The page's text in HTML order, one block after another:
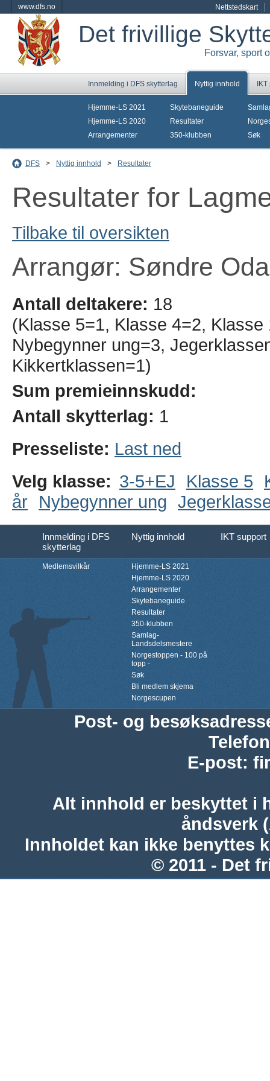
www.dfs.no Nettstedskart
Det frivillige
Forsvar, sport
Innmelding i DFS skytterlag Nyttig innhold
Hjemme-LS 2021
Hjemme-LS 2020
Arrangementer
Skytebaneguide
Resultater
350-klubben
Søk
DFS > Nyttig innhold > Resultater
Resultater for
Tilbake til oversikten
Arrangør: Søndre
Antall deltakere: 18
(Klasse 5=1, Klasse 4=2,
Nybegynner ung=3,
Kikkertklassen=1)
Sum premieinnskudd:
Antall skytterlag: 1
Presseliste: Last ned
Velg klasse: 3-5+EJ Klasse 5
år
Nybegynner ung
Innmelding i DFS
skytterlag
Nyttig innhold IKT support
Medlemsvilkår
Hjemme-LS 2021
Hjemme-LS 2020
Arrangementer
Skytebaneguide
Resultater
350-klubben
Samlag-
Landsdelsmestere
Norgestoppen - 100 på
topp -
Søk
Bli medlem skjema
Norgescupen
Post- og
Telefon
E-post:
Alt innhold er beskyttet i
åndsverk
Innholdet kan ikke benyttes
© 2011 - Det